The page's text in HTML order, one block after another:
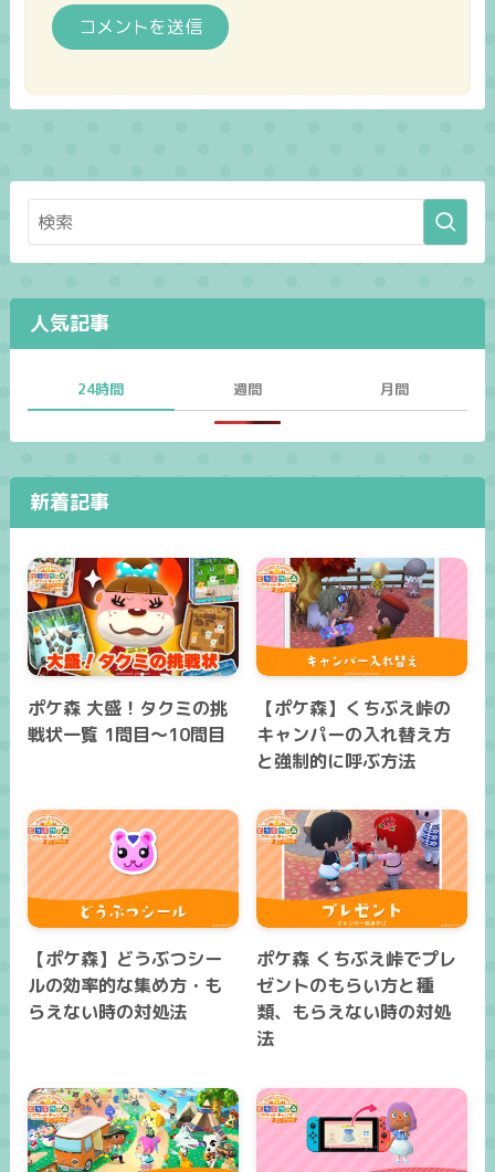
人気記事
24時間 週間 月間
新着記事
ポケ森 大盛！タクミの挑
戦状一覧 1問目～10問目
【ポケ森】くちぶえ峠の
キャンパーの入れ替え方
と強制的に呼ぶ方法
【ポケ森】どうぶつシー
ルの効率的な集め方・も
らえない時の対処法
ポケ森 くちぶえ峠でプレ
ゼントのもらい方と種
類、もらえない時の対処
法